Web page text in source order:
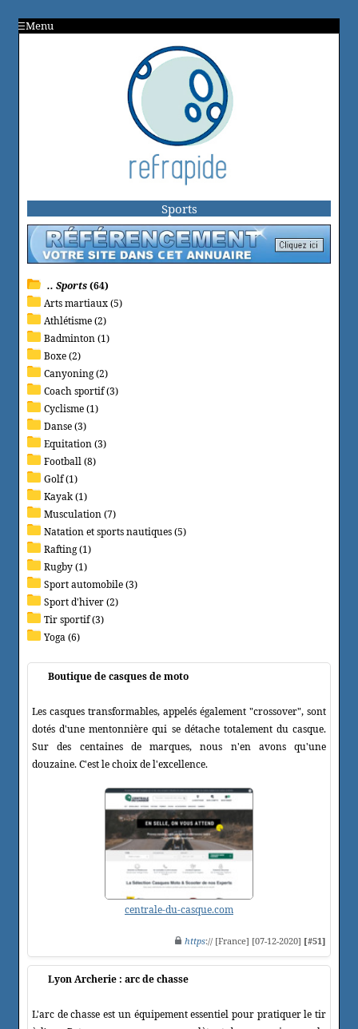
Menu
Sports
.. Sports(64)
Arts martiaux (5)
Athlétisme (2)
Badminton (1)
Boxe (2)
Canyoning (2)
Coach sportif (3)
Cyclisme (1)
Danse (3)
Equitation (3)
Football (8)
Golf (1)
Kayak (1)
Musculation (7)
Natation et sports nautiques (5)
Rafting (1)
Rugby (1)
Sport automobile (3)
Sport d'hiver (2)
Tir sportif (3)
Yoga (6)
Boutique de casques de moto
Les casques transformables, appelés également "crossover", sont
dotés d'une mentonnière qui se détache totalement du casque.
Sur des centaines de marques, nous n'en avons qu'une
douzaine. C'est le choix de l'excellence.
centrale-du-casque.com
https:// [France] [07-12-2020] [#51]
Lyon Archerie : arc de chasse
L'arc de chasse est un équipement essentiel pour pratiquer le tir